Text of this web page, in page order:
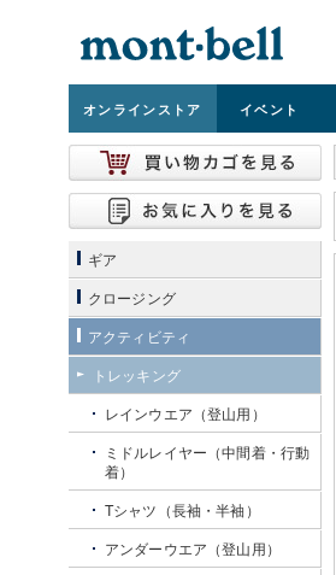
オンラインストア イベント
ギア
クロージング
アクティビティ
トレッキング
レインウエア（登山用）
ミドルレイヤー（中間着・行動
着）
Tシャツ（長袖・半袖）
アンダーウエア（登山用）